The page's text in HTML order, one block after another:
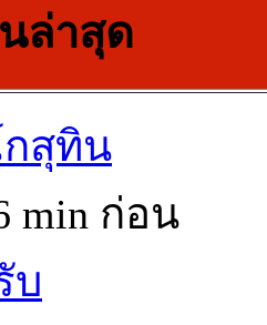
ล่าสุด
สุทิน
min ก่อน
บ